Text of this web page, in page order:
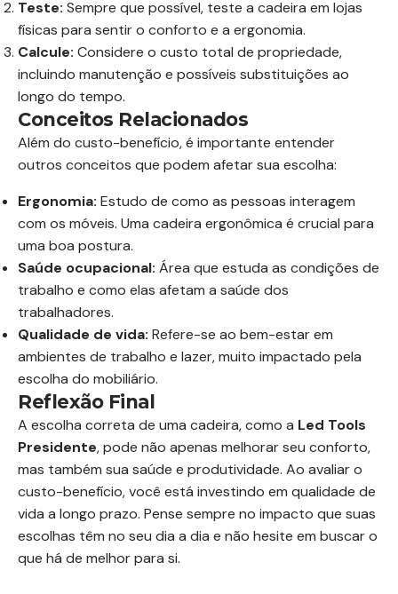
Teste: Sempre que possível, teste a cadeira em lojas
físicas para sentir o conforto e a ergonomia.
Calcule: Considere o custo total de propriedade,
incluindo manutenção e possíveis substituições ao
longo do tempo.
Conceitos Relacionados
Além do custo-benefício, é importante entender
outros conceitos que podem afetar sua escolha:
Ergonomia: Estudo de como as pessoas interagem
com os móveis. Uma cadeira ergonômica é crucial para
uma boa postura.
Saúde ocupacional: Área que estuda as condições de
trabalho e como elas afetam a saúde dos
trabalhadores.
Qualidade de vida: Refere-se ao bem-estar em
ambientes de trabalho e lazer, muito impactado pela
escolha do mobiliário.
Reflexão Final
A escolha correta de uma cadeira, como a Led Tools
Presidente, pode não apenas melhorar seu conforto,
mas também sua saúde e produtividade. Ao avaliar o
custo-benefício, você está investindo em qualidade de
vida a longo prazo. Pense sempre no impacto que suas
escolhas têm no seu dia a dia e não hesite em buscar o
que há de melhor para si.